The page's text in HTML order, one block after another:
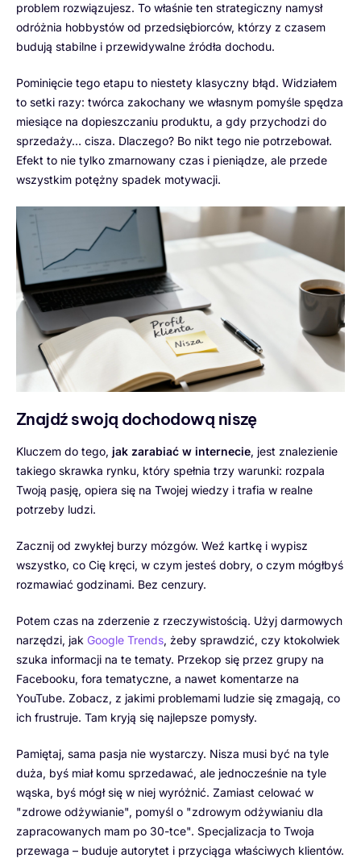
problem rozwiązujesz. To właśnie ten strategiczny namysł
odróżnia hobbystów od przedsiębiorców, którzy z czasem
budują stabilne i przewidywalne źródła dochodu.
Pominięcie tego etapu to niestety klasyczny błąd. Widziałem
to setki razy: twórca zakochany we własnym pomyśle spędza
miesiące na dopieszczaniu produktu, a gdy przychodzi do
sprzedaży… cisza. Dlaczego? Bo nikt tego nie potrzebował.
Efekt to nie tylko zmarnowany czas i pieniądze, ale przede
wszystkim potężny spadek motywacji.
Znajdź swoją dochodową niszę
Kluczem do tego, jak zarabiać w internecie, jest znalezienie
takiego skrawka rynku, który spełnia trzy warunki: rozpala
Twoją pasję, opiera się na Twojej wiedzy i trafia w realne
potrzeby ludzi.
Zacznij od zwykłej burzy mózgów. Weź kartkę i wypisz
wszystko, co Cię kręci, w czym jesteś dobry, o czym mógłbyś
rozmawiać godzinami. Bez cenzury.
Potem czas na zderzenie z rzeczywistością. Użyj darmowych
narzędzi, jak Google Trends, żeby sprawdzić, czy ktokolwiek
szuka informacji na te tematy. Przekop się przez grupy na
Facebooku, fora tematyczne, a nawet komentarze na
YouTube. Zobacz, z jakimi problemami ludzie się zmagają, co
ich frustruje. Tam kryją się najlepsze pomysły.
Pamiętaj, sama pasja nie wystarczy. Nisza musi być na tyle
duża, byś miał komu sprzedawać, ale jednocześnie na tyle
wąska, byś mógł się w niej wyróżnić. Zamiast celować w
"zdrowe odżywianie", pomyśl o "zdrowym odżywianiu dla
zapracowanych mam po 30-tce". Specjalizacja to Twoja
przewaga – buduje autorytet i przyciąga właściwych klientów.